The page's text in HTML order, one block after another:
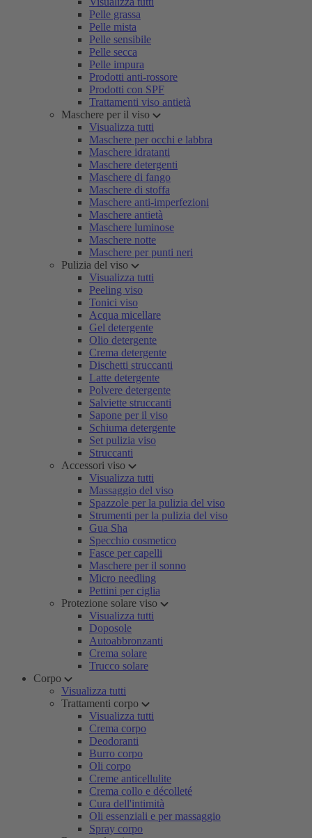
Pelle grassa
Pelle mista
Pelle sensibile
Pelle secca
Pelle impura
Prodotti anti-rossore
Prodotti con SPF
Trattamenti viso antietà
Maschere per il viso
Visualizza tutti
Maschere per occhi e labbra
Maschere idratanti
Maschere detergenti
Maschere di fango
Maschere di stoffa
Maschere anti-imperfezioni
Maschere antietà
Maschere luminose
Maschere notte
Maschere per punti neri
Pulizia del viso
Visualizza tutti
Peeling viso
Tonici viso
Acqua micellare
Gel detergente
Olio detergente
Crema detergente
Dischetti struccanti
Latte detergente
Polvere detergente
Salviette struccanti
Sapone per il viso
Schiuma detergente
Set pulizia viso
Struccanti
Accessori viso
Visualizza tutti
Massaggio del viso
Spazzole per la pulizia del viso
Strumenti per la pulizia del viso
Gua Sha
Specchio cosmetico
Fasce per capelli
Maschere per il sonno
Micro needling
Pettini per ciglia
Protezione solare viso
Visualizza tutti
Doposole
Autoabbronzanti
Crema solare
Trucco solare
Corpo
Visualizza tutti
Trattamenti corpo
Visualizza tutti
Crema corpo
Deodoranti
Burro corpo
Oli corpo
Creme anticellulite
Crema collo e décolleté
Cura dell'intimità
Oli essenziali e per massaggio
Spray corpo